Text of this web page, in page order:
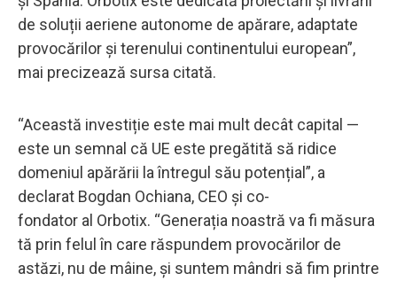
de soluții aeriene autonome de apărare, adaptate
provocărilor și terenului continentului european”,
mai precizează sursa citată.
“Această investiție este mai mult decât capital —
este un semnal că UE este pregătită să ridice
domeniul apărării la întregul său potențial”, a
declarat Bogdan Ochiana, CEO și co-
fondator al Orbotix. “Generația noastră va fi măsura
tă prin felul în care răspundem provocărilor de
astăzi, nu de mâine, și suntem mândri să fim printre